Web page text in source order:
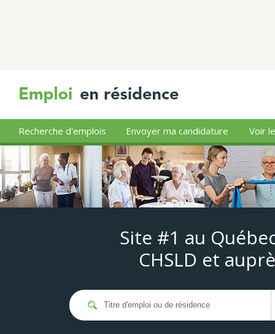
Recherche d'emplois Envoyer ma candidature Voir
Site #1 au
CHSLD et